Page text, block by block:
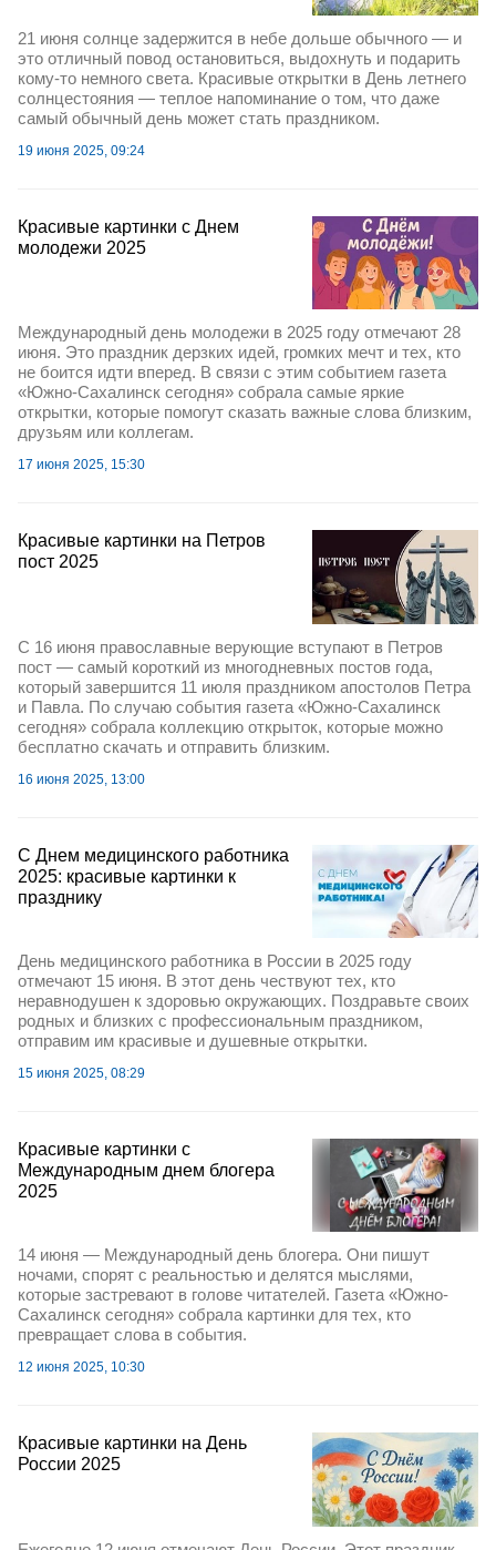
21 июня солнце задержится в небе дольше обычного — и
это отличный повод остановиться, выдохнуть и подарить
кому-то немного света. Красивые открытки в День летнего
солнцестояния — теплое напоминание о том, что даже
самый обычный день может стать праздником.
19 июня 2025, 09:24
Красивые картинки с Днем
молодежи 2025
Международный день молодежи в 2025 году отмечают 28
июня. Это праздник дерзких идей, громких мечт и тех, кто
не боится идти вперед. В связи с этим событием газета
«Южно-Сахалинск сегодня» собрала самые яркие
открытки, которые помогут сказать важные слова близким,
друзьям или коллегам.
17 июня 2025, 15:30
Красивые картинки на Петров
пост 2025
С 16 июня православные верующие вступают в Петров
пост — самый короткий из многодневных постов года,
который завершится 11 июля праздником апостолов Петра
и Павла. По случаю события газета «Южно-Сахалинск
сегодня» собрала коллекцию открыток, которые можно
бесплатно скачать и отправить близким.
16 июня 2025, 13:00
С Днем медицинского работника
2025: красивые картинки к
празднику
День медицинского работника в России в 2025 году
отмечают 15 июня. В этот день чествуют тех, кто
неравнодушен к здоровью окружающих. Поздравьте своих
родных и близких с профессиональным праздником,
отправим им красивые и душевные открытки.
15 июня 2025, 08:29
Красивые картинки с
Международным днем блогера
2025
14 июня — Международный день блогера. Они пишут
ночами, спорят с реальностью и делятся мыслями,
которые застревают в голове читателей. Газета «Южно-
Сахалинск сегодня» собрала картинки для тех, кто
превращает слова в события.
12 июня 2025, 10:30
Красивые картинки на День
России 2025